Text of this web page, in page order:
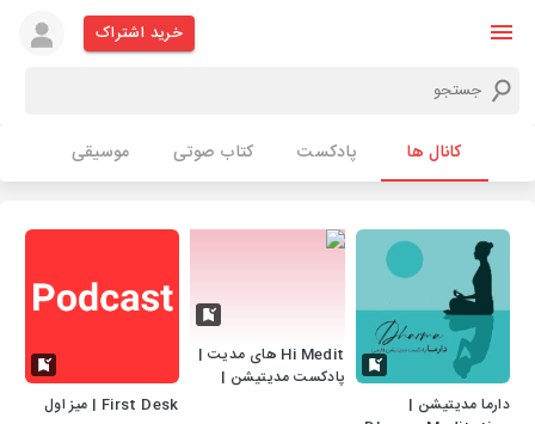
خرید اشتراک
کانال ها پادکست کتاب صوتی موسیقی
دارما مدیتیشن |
Hi Medit های مدیت |
پادکست مدیتیشن |
First Desk | میز اول